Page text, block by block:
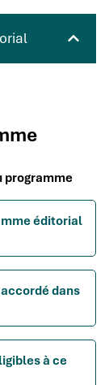
programme
éditorial
dans
à ce